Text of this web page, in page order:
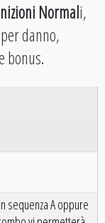
Normali,
danno,
bonus.
sequenza A oppure